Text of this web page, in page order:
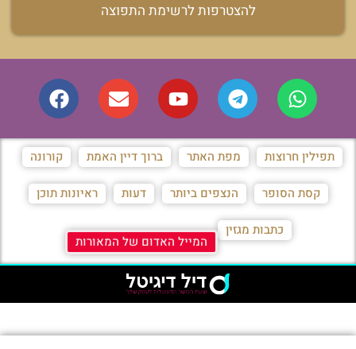
להצטרפות לרשימת התפוצה
תפילין חרוצות מפת האתר ברוך דיין האמת קורונה
קסת הסופר הנצפים ביותר דעות ראיונות תוכן
כתבות מגזין
המייל האדום של המאורות